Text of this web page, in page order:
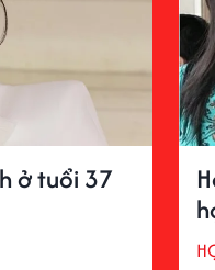
ở tuổi 37